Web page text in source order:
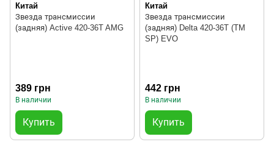
Китай
Звезда трансмиссии
(задняя) Active 420-36T AMG
389 грн
В наличии
Купить
Китай
Звезда трансмиссии
(задняя) Delta 420-36T (TM
SP) EVO
442 грн
В наличии
Купить